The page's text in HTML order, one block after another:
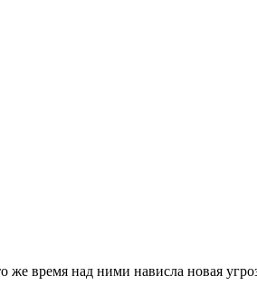
же время над ними нависла новая